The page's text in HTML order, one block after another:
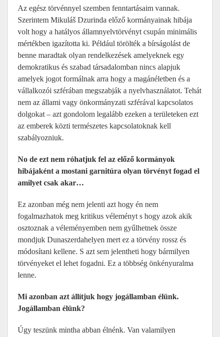
Az egész törvénnyel szemben fenntartásaim vannak.
Szerintem Mikuláš Dzurinda előző kormányainak hibája
volt hogy a hatályos államnyelvtörvényt csupán minimális
mértékben igazította ki. Például törölték a bírságolást de
benne maradtak olyan rendelkezések amelyeknek egy
demokratikus és szabad társadalomban nincs alapjuk
amelyek jogot formálnak arra hogy a magánéletben és a
vállalkozói szférában megszabják a nyelvhasználatot. Tehát
nem az állami vagy önkormányzati szférával kapcsolatos
dolgokat – azt gondolom legalább ezeken a területeken ezt
az emberek közti természetes kapcsolatoknak kell
szabályozniuk.
No de ezt nem róhatjuk fel az előző kormányok
hibájaként a mostani garnitúra olyan törvényt fogad el
amilyet csak akar…
Ez azonban még nem jelenti azt hogy én nem
fogalmazhatok meg kritikus véleményt s hogy azok akik
osztoznak a véleményemben nem gyűlhetnek össze
mondjuk Dunaszerdahelyen mert ez a törvény rossz és
módosítani kellene. S azt sem jelentheti hogy bármilyen
törvényeket el lehet fogadni. Ez a többség önkényuralma
lenne.
Mi azonban azt állítjuk hogy jogállamban élünk.
Jogállamban élünk?
Úgy teszünk mintha abban élnénk. Van valamilyen